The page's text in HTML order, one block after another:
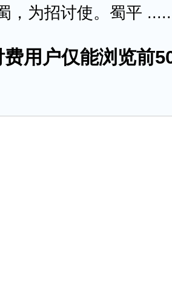
，为招讨使。蜀平
用户仅能浏览前